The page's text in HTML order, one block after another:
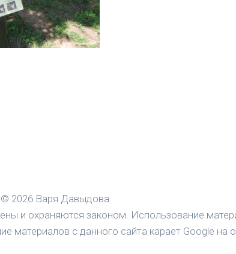
© 2026 Варя Давыдова
и охраняются законом. Использование
материалов с данного сайта карает Google на